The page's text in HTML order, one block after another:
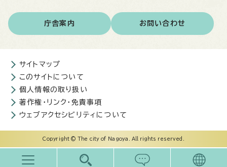
庁舎案内 お問い合わせ
サイトマップ
このサイトについて
個人情報の取り扱い
著作権・リンク・免責事項
ウェブアクセシビリティについて
Copyright © The city of Nagoya. All rights reserved.